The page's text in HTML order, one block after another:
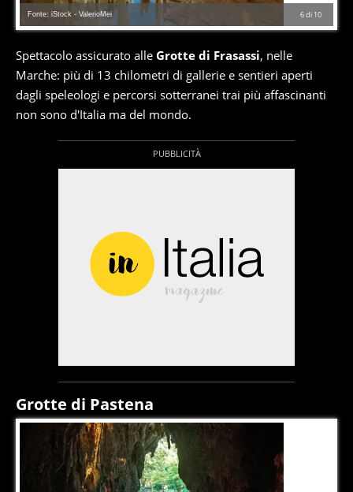
6di 10
Fonte: iStock - ValerioMei
Spettacolo assicurato alle Grotte di Frasassi, nelle
Marche: più di 13 chilometri di gallerie e sentieri aperti
dagli speleologi e percorsi sotterranei trai più affascinanti
non sono d'Italia ma del mondo.
Grotte di Pastena